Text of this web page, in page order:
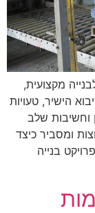
מקצועית,
הישיר, טעויות
וחשיבות שלב
ומסביר כיצד
בנייה